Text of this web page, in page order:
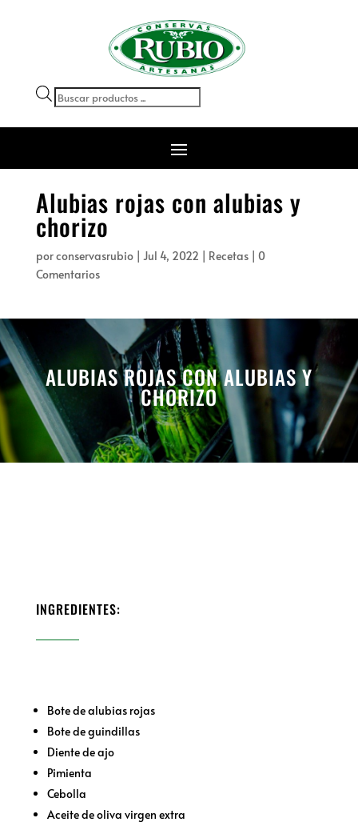
Búsqueda
de
productos
Alubias rojas con alubias y
chorizo
porconservasrubio| Jul 4, 2022 | Recetas| 0
Comentarios
ALUBIAS ROJAS CON ALUBIAS Y
CHORIZO
INGREDIENTES:
Bote de alubias rojas
Bote de guindillas
Diente de ajo
Pimienta
Cebolla
Aceite de oliva virgen extra